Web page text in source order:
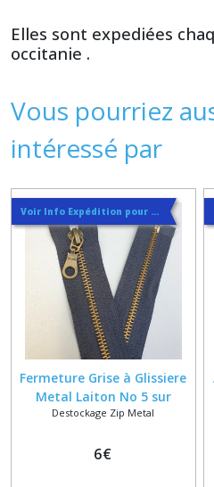
Elles sont expediées
occitanie .
Vous pourriez
intéressé par
Voir Info Expédition pour Régler les Frais de Port au Meilleur Prix , En haut d'ecran à Droite
Fermeture Grise à Glissiere
Metal Laiton No 5 sur
Mesure de 20 à 65 cm
Destockage Zip Metal
6€